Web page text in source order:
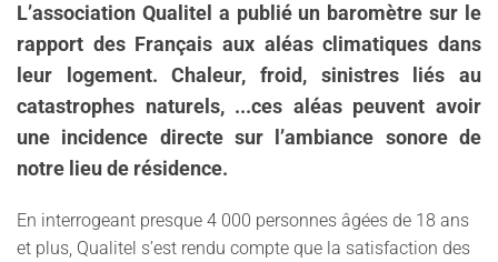
L’association Qualitel a publié un baromètre sur le
rapport des Français aux aléas climatiques dans
leur logement. Chaleur, froid, sinistres liés au
catastrophes naturels, ...ces aléas peuvent avoir
une incidence directe sur l’ambiance sonore de
notre lieu de résidence.
En interrogeant presque 4 000 personnes âgées de 18 ans
et plus, Qualitel s’est rendu compte que la satisfaction des